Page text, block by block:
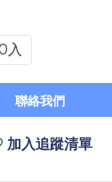
入
聯絡我們
加入追蹤清單